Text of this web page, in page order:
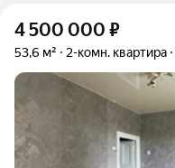
4 500 000 ₽
53,6 м² 2-комн. квартира